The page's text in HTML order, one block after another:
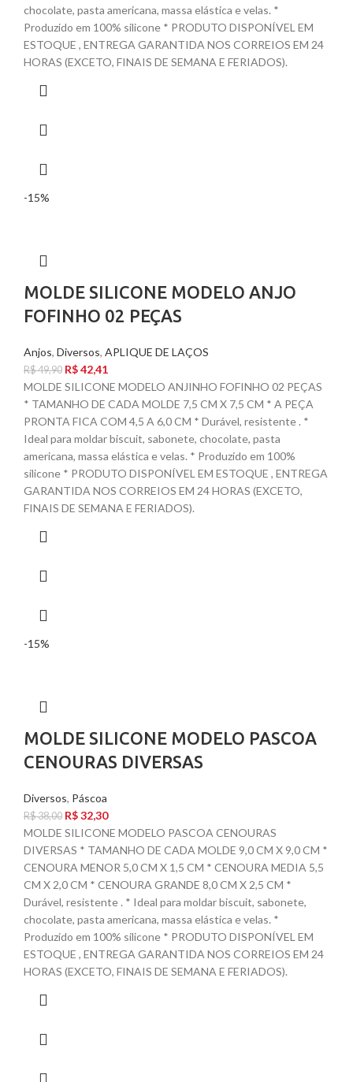
chocolate, pasta americana, massa elástica e velas. *
Produzido em 100% silicone * PRODUTO DISPONÍVEL EM
ESTOQUE , ENTREGA GARANTIDA NOS CORREIOS EM 24
HORAS (EXCETO, FINAIS DE SEMANA E FERIADOS).
-15%
MOLDE SILICONE MODELO ANJO
FOFINHO 02 PEÇAS
Anjos, Diversos, APLIQUE DE LAÇOS
R$49,90 R$42,41
MOLDE SILICONE MODELO ANJINHO FOFINHO 02 PEÇAS
* TAMANHO DE CADA MOLDE 7,5 CM X 7,5 CM * A PEÇA
PRONTA FICA COM 4,5 A 6,0 CM * Durável, resistente . *
Ideal para moldar biscuit, sabonete, chocolate, pasta
americana, massa elástica e velas. * Produzido em 100%
silicone * PRODUTO DISPONÍVEL EM ESTOQUE , ENTREGA
GARANTIDA NOS CORREIOS EM 24 HORAS (EXCETO,
FINAIS DE SEMANA E FERIADOS).
-15%
MOLDE SILICONE MODELO PASCOA
CENOURAS DIVERSAS
Diversos, Páscoa
R$38,00 R$32,30
MOLDE SILICONE MODELO PASCOA CENOURAS
DIVERSAS * TAMANHO DE CADA MOLDE 9,0 CM X 9,0 CM *
CENOURA MENOR 5,0 CM X 1,5 CM * CENOURA MEDIA 5,5
CM X 2,0 CM * CENOURA GRANDE 8,0 CM X 2,5 CM *
Durável, resistente . * Ideal para moldar biscuit, sabonete,
chocolate, pasta americana, massa elástica e velas. *
Produzido em 100% silicone * PRODUTO DISPONÍVEL EM
ESTOQUE , ENTREGA GARANTIDA NOS CORREIOS EM 24
HORAS (EXCETO, FINAIS DE SEMANA E FERIADOS).